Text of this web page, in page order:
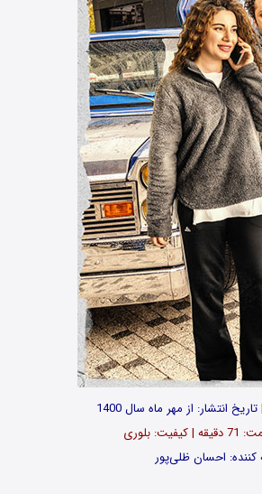
انتشار: از مهر ماه سال 1400